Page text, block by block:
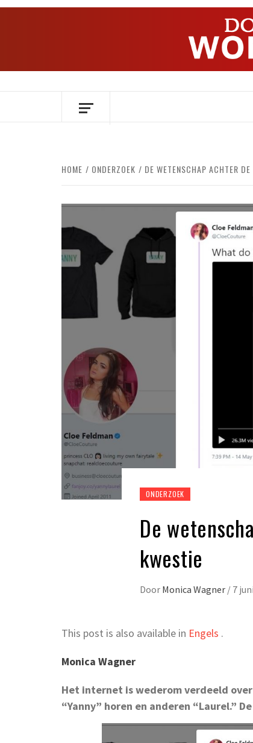
Ga
OVER HERSENEN EN
HOME ONDERZOEK DE WETENSCHAP ACHTER
ONDERZOEK
De
kwestie
Door Monica Wagner / 7
This post is also available in Engels .
Monica Wagner
Het internet is wederom verdeeld
“Yanny” horen en anderen “Laurel.”